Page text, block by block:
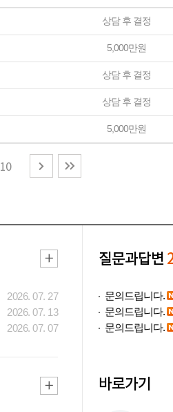
상담 후 결정
5,000만원
상담 후 결정
상담 후 결정
5,000만원
10
2026. 07. 27
2026. 07. 13
2026. 07. 07
질문과답변
문의드립니다.
문의드립니다.
문의드립니다.
바로가기